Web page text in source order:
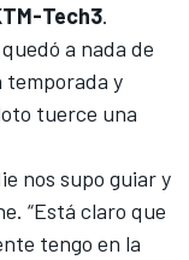
Tech3.
a nada de
temporada y
tuerce una
nos supo guiar y
“Está claro que
tengo en la